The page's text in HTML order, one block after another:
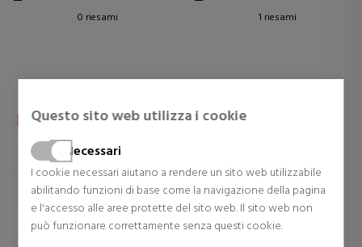
Questo sito web utilizza i cookie
Necessari
I cookie necessari aiutano a rendere un sito web utilizzabile
abilitando funzioni di base come la navigazione della pagina
e l'accesso alle aree protette del sito web. Il sito web non
può funzionare correttamente senza questi cookie.
0 riesami 1 riesami